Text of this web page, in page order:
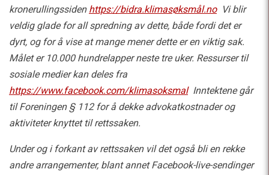
kronerullingssiden https://bidra.klimasøksmål.noVi blir
veldig glade for all spredning av dette, både fordi det er
dyrt, og for å vise at mange mener dette er en viktig sak.
Målet er 10.000 hundrelapper neste tre uker. Ressurser til
sosiale medier kan deles fra
https://www.facebook.com/klimasoksmalInntektene går
til Foreningen § 112 for å dekke advokatkostnader og
aktiviteter knyttet til rettssaken.
Under og i forkant av rettssaken vil det også bli en rekke
andre arrangementer, blant annet Facebook-live-sendinger